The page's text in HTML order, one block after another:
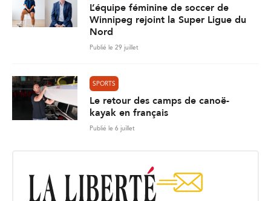
L’équipe féminine de soccer de
Winnipeg rejoint la Super Ligue du
Nord
Publié le 29 juillet
SPORTS
Le retour des camps de canoë-
kayak en français
Publié le 6 juillet